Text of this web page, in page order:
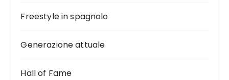
Freestyle in spagnolo
Generazione attuale
Hall of Fame